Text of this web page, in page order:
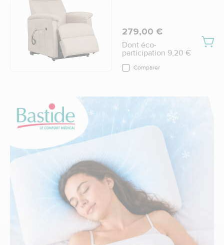
279,00 €
Dont éco-
participation 9,20 €
Comparer